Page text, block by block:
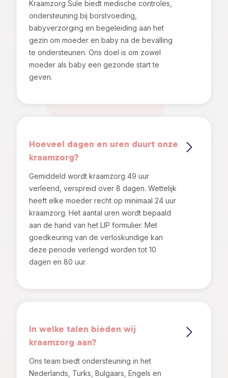
Kraamzorg Sule biedt medische controles,
ondersteuning bij borstvoeding,
babyverzorging en begeleiding aan het
gezin om moeder en baby na de bevalling
te ondersteunen. Ons doel is om zowel
moeder als baby een gezonde start te
geven.
Hoeveel dagen en uren duurt onze
kraamzorg?
Gemiddeld wordt kraamzorg 49 uur
verleend, verspreid over 8 dagen. Wettelijk
heeft elke moeder recht op minimaal 24 uur
kraamzorg. Het aantal uren wordt bepaald
aan de hand van het LIP formulier. Met
goedkeuring van de verloskundige kan
deze periode verlengd worden tot 10
dagen en 80 uur.
In welke talen bieden wij
kraamzorg aan?
Ons team biedt ondersteuning in het
Nederlands, Turks, Bulgaars, Engels en